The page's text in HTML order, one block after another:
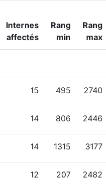
Internes
affectés
Rang
min
Rang
max
15 495 2740
14 806 2446
14 1315 3177
12 207 2482